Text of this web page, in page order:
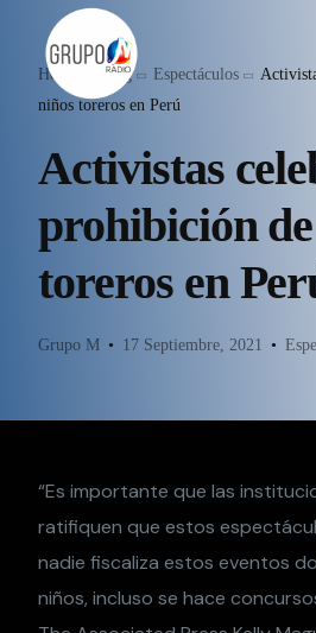
Home Blog Espectáculos
niños toreros en Perú
Activistas
prohibición
toreros en
Grupo M 17 Septiembre, 2021
“Es importante que las
ratifiquen que estos
nadie fiscaliza estos eventos
niños, incluso se hace